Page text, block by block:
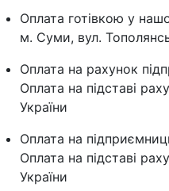
Оплата готівкою у
м. Суми, вул.
Оплата на рахунок
Оплата на підставі
України
Оплата на
Оплата на підставі
України